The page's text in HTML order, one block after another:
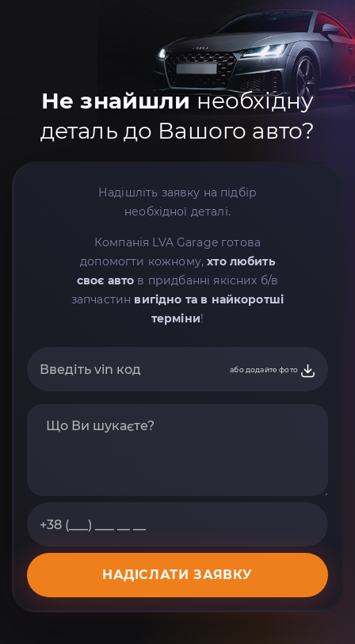
Не знайшлинеобхідну
деталь до Вашого авто?
Надішліть заявку на підбір
необхідної деталі.
Компанія LVA Garage готова
допомогти кожному,хто любить
своє авто в придбанні якісних б/в
запчастин вигідно та в найкоротші
терміни!
або додайте фото
НАДІСЛАТИ ЗАЯВКУ